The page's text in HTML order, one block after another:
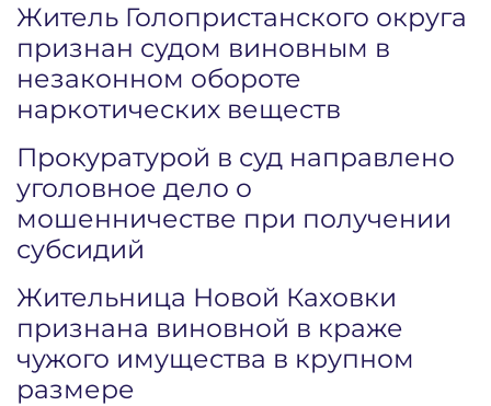
Житель Голопристанского округа
признан судом виновным в
незаконном обороте
наркотических веществ
Прокуратурой в суд направлено
уголовное дело о
мошенничестве при получении
субсидий
Жительница Новой Каховки
признана виновной в краже
чужого имущества в крупном
размере